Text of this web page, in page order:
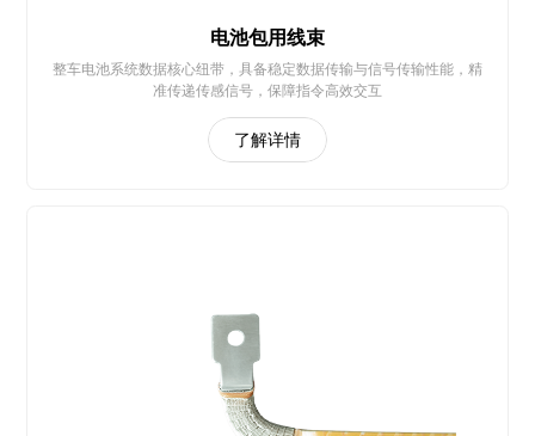
电池包用线束
整车电池系统数据核心纽带，具备稳定数据传输与信号传输性能，精
准传递传感信号，保障指令高效交互
了解详情